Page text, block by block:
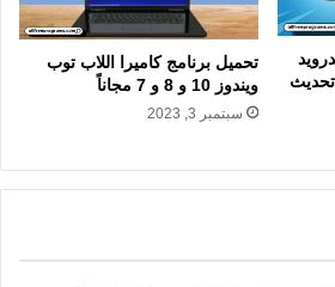
تحديث
تحميل برنامج كاميرا اللاب توب
ويندوز 10 و 8 و 7 مجاناً
سبتمبر 3, 2023